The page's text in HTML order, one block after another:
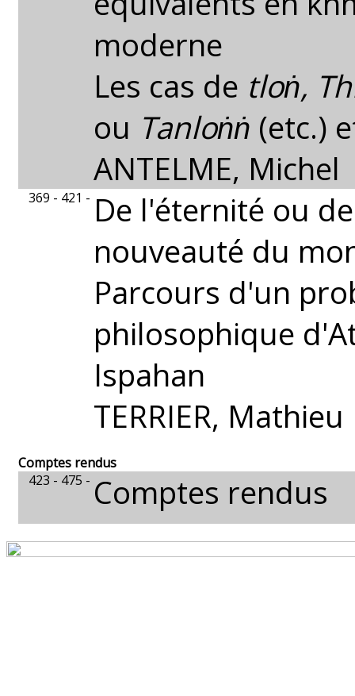
moderne
Les cas de tloṅ,
ou Tanloṅṅ (etc.)
ANTELME, Michel
369 - 421 - De l'éternité ou
nouveauté du
Parcours d'un
philosophique
Ispahan
TERRIER, Mathieu
Comptes rendus
423 - 475 - Comptes rendus